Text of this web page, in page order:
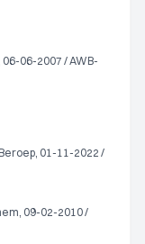
06-06-2007 / AWB-
01-11-2022 /
09-02-2010 /